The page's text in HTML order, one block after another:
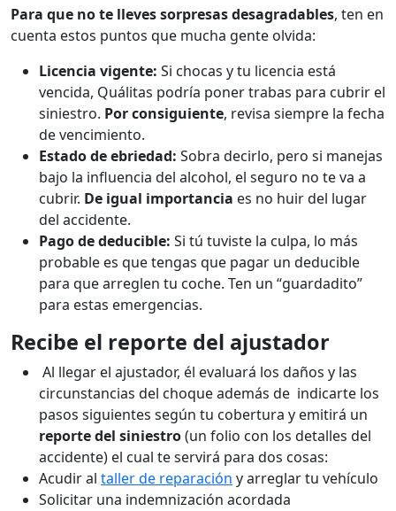
Para que no te lleves sorpresas desagradables, ten en
cuenta estos puntos que mucha gente olvida:
Licencia vigente: Si chocas y tu licencia está
vencida, Quálitas podría poner trabas para cubrir el
siniestro. Por consiguiente, revisa siempre la fecha
de vencimiento.
Estado de ebriedad: Sobra decirlo, pero si manejas
bajo la influencia del alcohol, el seguro no te va a
cubrir. De igual importancia es no huir del lugar
del accidente.
Pago de deducible: Si tú tuviste la culpa, lo más
probable es que tengas que pagar un deducible
para que arreglen tu coche. Ten un “guardadito”
para estas emergencias.
Recibe el reporte del ajustador
Al llegar el ajustador, él evaluará los daños y las
circunstancias del choque además de indicarte los
pasos siguientes según tu cobertura y emitirá un
reporte del siniestro(un folio con los detalles del
accidente) el cual te servirá para dos cosas:
Acudir al taller de reparación y arreglar tu vehículo
Solicitar una indemnización acordada